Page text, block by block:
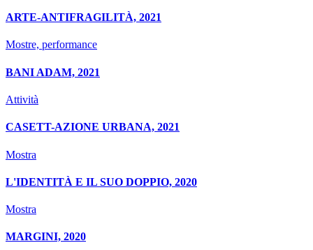
ARTE-ANTIFRAGILITÀ, 2021
Mostre, performance
BANI ADAM, 2021
Attività
CASETT-AZIONE URBANA, 2021
Mostra
L'IDENTITÀ E IL SUO DOPPIO, 2020
Mostra
MARGINI, 2020